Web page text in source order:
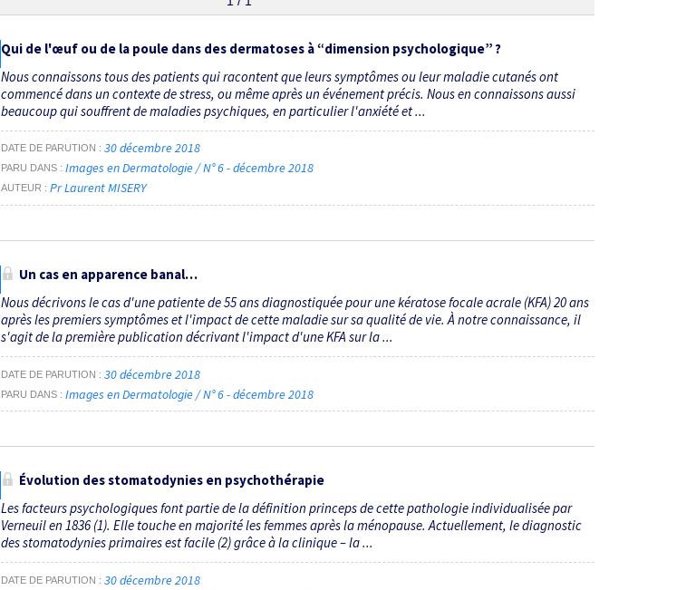
Qui de l'œuf ou de la poule dans des dermatoses à “dimension psychologique” ?
Nous connaissons tous des patients qui racontent que leurs symptômes ou leur maladie cutanés ont
commencé dans un contexte de stress, ou même après un événement précis. Nous en connaissons aussi
beaucoup qui souffrent de maladies psychiques, en particulier l'anxiété et ...
DATE DE PARUTION 30 décembre 2018
PARU DANS Images en Dermatologie / N° 6 - décembre 2018
AUTEUR Pr Laurent MISERY
Un cas en apparence banal…
Nous décrivons le cas d'une patiente de 55 ans diagnostiquée pour une kératose focale acrale (KFA) 20 ans
après les premiers symptômes et l'impact de cette maladie sur sa qualité de vie. À notre connaissance, il
s'agit de la première publication décrivant l'impact d'une KFA sur la ...
DATE DE PARUTION 30 décembre 2018
PARU DANS Images en Dermatologie / N° 6 - décembre 2018
Évolution des stomatodynies en psychothérapie
Les facteurs psychologiques font partie de la définition princeps de cette pathologie individualisée par
Verneuil en 1836 (1). Elle touche en majorité les femmes après la ménopause. Actuellement, le diagnostic
des stomatodynies primaires est facile (2) grâce à la clinique ­­– la ...
DATE DE PARUTION 30 décembre 2018